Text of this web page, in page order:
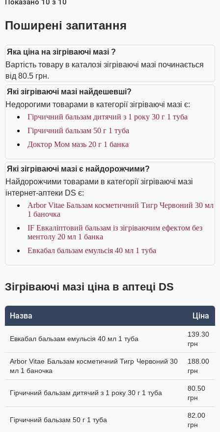
Показано 10 з 10
Поширені запитання
Яка ціна на зігріваючі мазі ?
Вартість товару в каталозі зігріваючі мазі починається
від 80.5 грн.
Які зігріваючі мазі найдешевші?
Недорогими товарами в категорії зігріваючі мазі є:
Гірчичний бальзам дитячий з 1 року 30 г 1 туба
Гірчичний бальзам 50 г 1 туба
Доктор Мом мазь 20 г 1 банка
Які зігріваючі мазі є найдорожчими?
Найдорожчими товарами в категорії зігріваючі мазі
інтернет-аптеки DS є:
Arbor Vitae Бальзам косметичний Тигр Червоний 30 мл
1 баночка
IF Евкаліптовий бальзам із зігріваючим ефектом без
ментолу 20 мл 1 банка
Евкабал бальзам емульсія 40 мл 1 туба
Зігріваючі мазі ціна в аптеці DS
Назва Ціна
Евкабал бальзам емульсія 40 мл 1 туба
139.30
грн
Arbor Vitae Бальзам косметичний Тигр Червоний 30
мл 1 баночка
188.00
грн
Гірчичний бальзам дитячий з 1 року 30 г 1 туба
80.50
грн
Гірчичний бальзам 50 г 1 туба
82.00
грн